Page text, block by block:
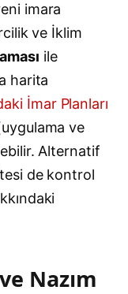
imara
ve İklim
ile
harita
İmar Planları
ve
Alternatif
de kontrol
Nazım